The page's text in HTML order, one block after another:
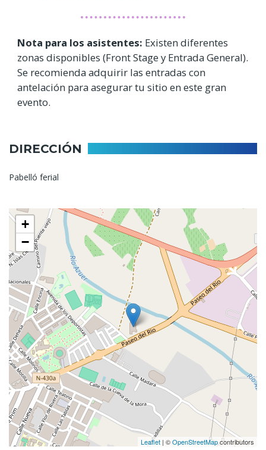
Nota para los asistentes: Existen diferentes
zonas disponibles (Front Stage y Entrada General).
Se recomienda adquirir las entradas con
antelación para asegurar tu sitio en este gran
evento.
DIRECCIÓN
Pabelló ferial
+
−
Leaflet | ©OpenStreetMapcontributors